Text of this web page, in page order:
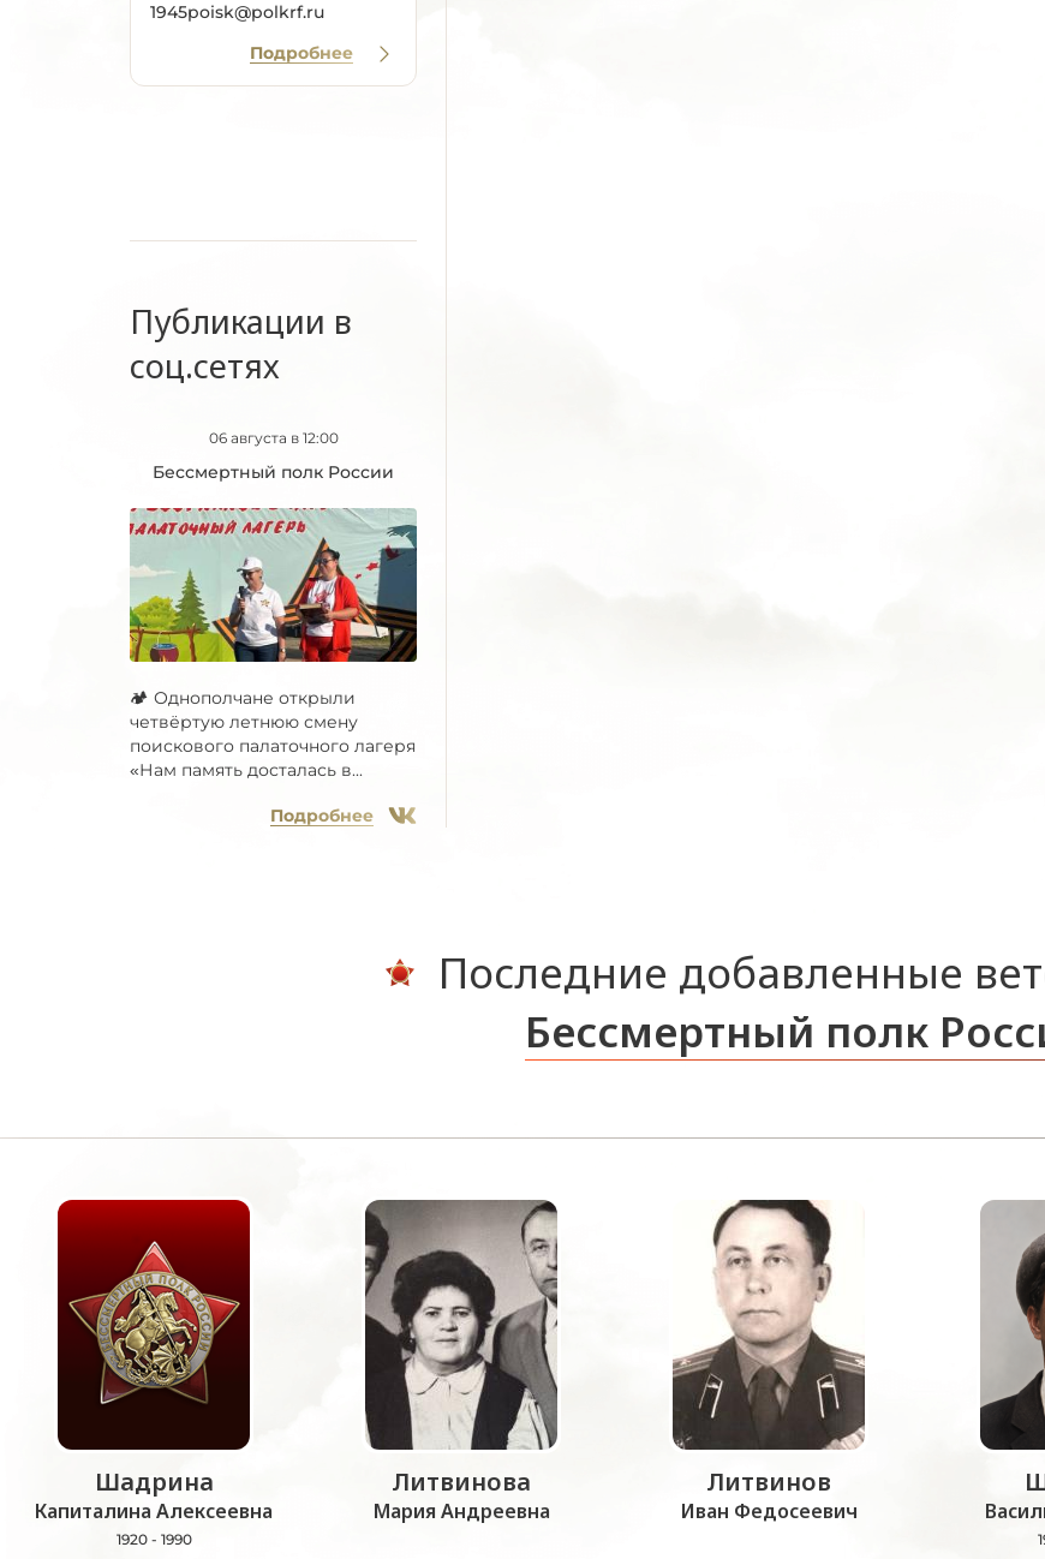
1945poisk@polkrf.ru
Подробнее
Публикации в
соц.сетях
06 августа в 12:00
Бессмертный полк России
🏕 Однополчане открыли
четвёртую летнюю смену
поискового палаточного лагеря
«Нам память досталась в...
Подробнее
Последние добавленные
Бессмертный полк
Шадрина
Капиталина Алексеевна
1920 - 1990
Литвинова
Мария Андреевна
Литвинов
Иван Федосеевич